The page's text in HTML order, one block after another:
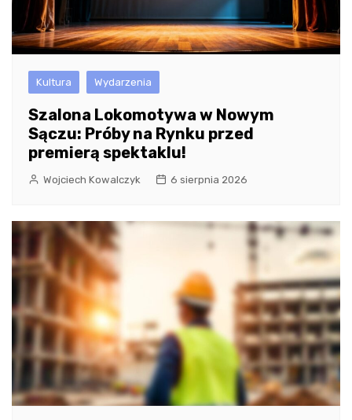
Kultura Wydarzenia
Szalona Lokomotywa w Nowym
Sączu: Próby na Rynku przed
premierą spektaklu!
Wojciech Kowalczyk 6 sierpnia 2026